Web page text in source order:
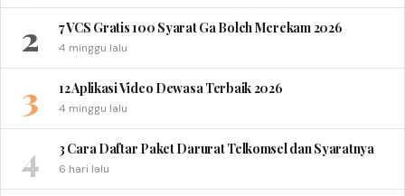
2 7 VCS Gratis 100 Syarat Ga Boleh Merekam 2026
4 minggu lalu
3 12 Aplikasi Video Dewasa Terbaik 2026
4 minggu lalu
4 3 Cara Daftar Paket Darurat Telkomsel dan Syaratnya
6 hari lalu